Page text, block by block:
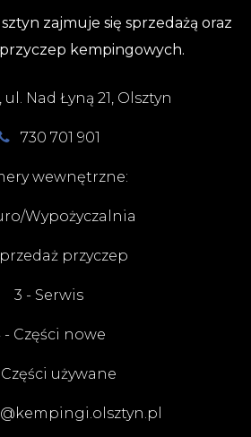
zajmuje się sprzedażą oraz
kempingowych.
Nad Łyną 21, Olsztyn
730 701 901
wewnętrzne:
Wypożyczalnia
przyczep
3 - Serwis
- Części nowe
używane